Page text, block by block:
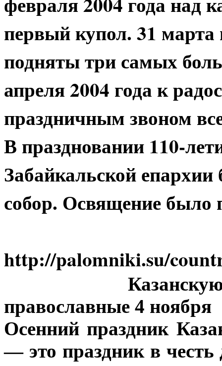
первый купол. 31
подняты три самых
апреля 2004 года к
праздничным звоном
В праздновании 110-
Забайкальской
собор. Освящение было
http://palomniki.su/
православные 4 ноября
Осенний праздник
— это праздник в